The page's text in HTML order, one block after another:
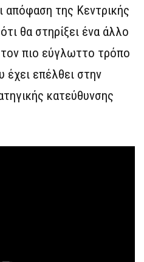
απόφαση της Κεντρικής
θα στηρίξει ένα άλλο
πιο εύγλωττο τρόπο
έχει επέλθει στην
κατεύθυνσης